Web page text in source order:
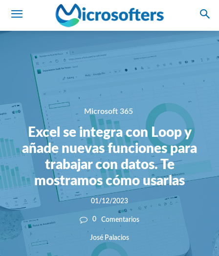
Microsoft 365
Excel se integra con Loop y
añade nuevas funciones para
trabajar con datos. Te
mostramos cómo usarlas
01/12/2023
0 Comentarios
José Palacios